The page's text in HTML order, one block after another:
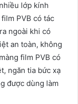
lớp kính
PVB có tác
ngoài khi có
an toàn, không
film PVB có
ngăn tia bức xạ
được dùng làm